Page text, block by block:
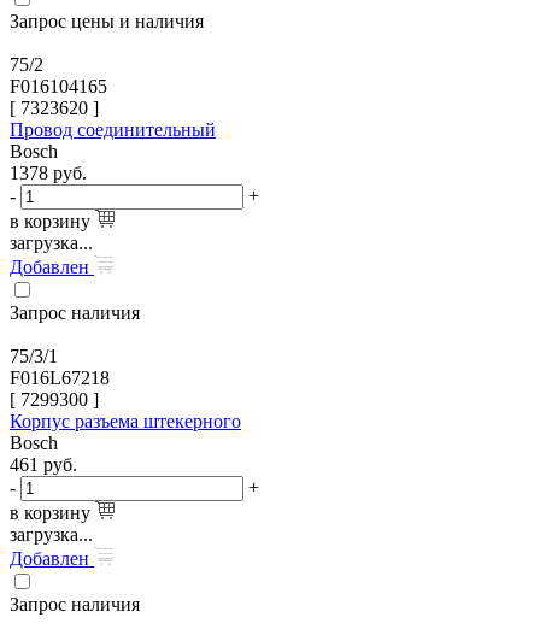
Запрос цены и наличия
75/2
F016104165
[ 7323620 ]
Провод соединительный
Bosch
1378 руб.
-
+
в корзину
загрузка...
Добавлен
Запрос наличия
75/3/1
F016L67218
[ 7299300 ]
Корпус разъема штекерного
Bosch
461 руб.
-
+
в корзину
загрузка...
Добавлен
Запрос наличия